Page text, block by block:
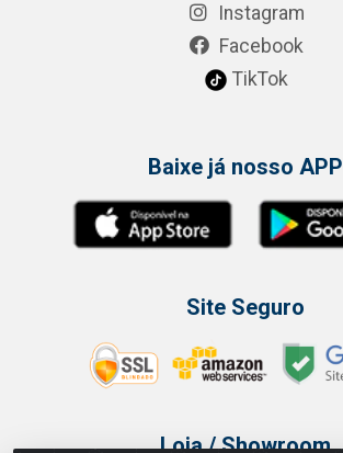
Instagram
Facebook
TikTok
Baixe já nosso APP
Site Seguro
Loja / Showroom